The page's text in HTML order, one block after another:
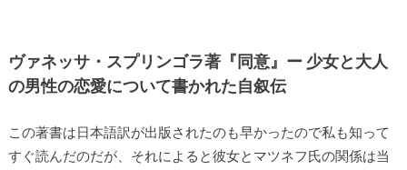
ヴァネッサ・スプリンゴラ著『同意』ー 少女と大人
の男性の恋愛について書かれた自叙伝
この著書は日本語訳が出版されたのも早かったので私も知って
すぐ読んだのだが、それによると彼女とマツネフ氏の関係は当